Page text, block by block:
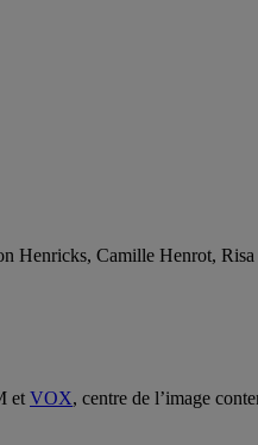
Henricks, Camille Henrot,
etVOX, centre de l’image